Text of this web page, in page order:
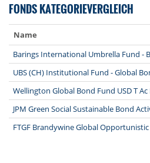
FONDS KATEGORIEVERGLEICH
Name
Barings International Umbrella Fund -
UBS (CH) Institutional Fund - Global
Wellington Global Bond Fund USD T
JPM Green Social Sustainable Bond
FTGF Brandywine Global